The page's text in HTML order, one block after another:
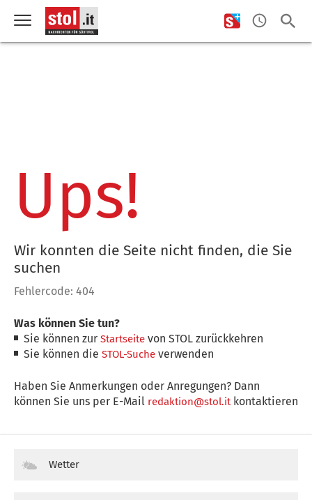
Ups!
Wir konnten die Seite nicht finden, die Sie
suchen
Fehlercode: 404
Was können Sie tun?
Sie können zurStartseite von STOL zurückkehren
Sie können dieSTOL-Suche verwenden
Haben Sie Anmerkungen oder Anregungen? Dann
können Sie uns per E-Mail redaktion@stol.itkontaktieren
Wetter